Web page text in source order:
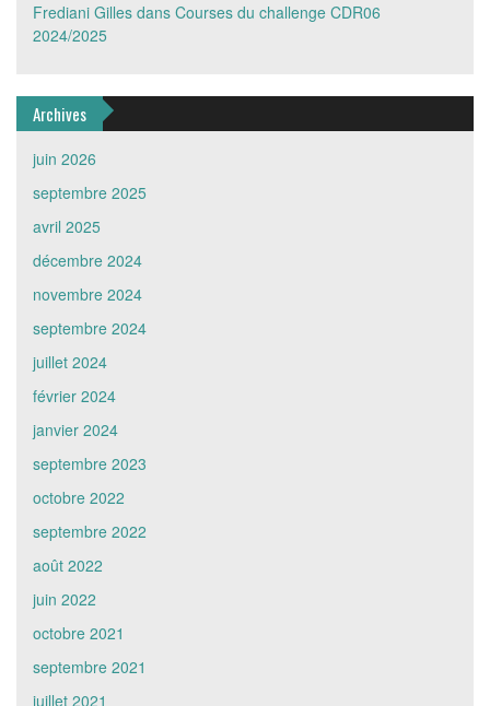
Frediani Gilles dans Courses du challenge CDR06
2024/2025
Archives
juin 2026
septembre 2025
avril 2025
décembre 2024
novembre 2024
septembre 2024
juillet 2024
février 2024
janvier 2024
septembre 2023
octobre 2022
septembre 2022
août 2022
juin 2022
octobre 2021
septembre 2021
juillet 2021